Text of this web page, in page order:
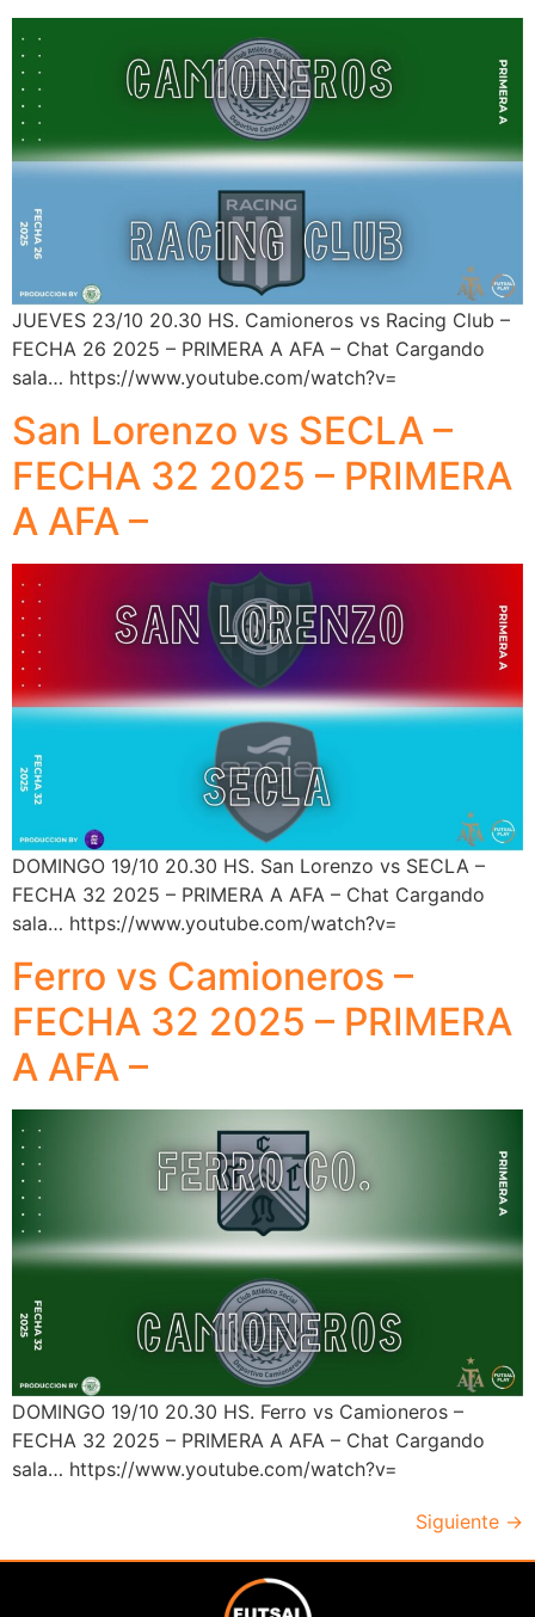
JUEVES 23/10 20.30 HS. Camioneros vs Racing Club –
FECHA 26 2025 – PRIMERA A AFA – Chat Cargando
sala… https://www.youtube.com/watch?v=
San Lorenzo vs SECLA –
FECHA 32 2025 – PRIMERA
A AFA –
DOMINGO 19/10 20.30 HS. San Lorenzo vs SECLA –
FECHA 32 2025 – PRIMERA A AFA – Chat Cargando
sala… https://www.youtube.com/watch?v=
Ferro vs Camioneros –
FECHA 32 2025 – PRIMERA
A AFA –
DOMINGO 19/10 20.30 HS. Ferro vs Camioneros –
FECHA 32 2025 – PRIMERA A AFA – Chat Cargando
sala… https://www.youtube.com/watch?v=
Siguiente →